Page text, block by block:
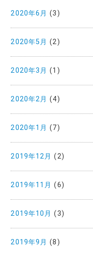
2020年6月 (3)
2020年5月 (2)
2020年3月 (1)
2020年2月 (4)
2020年1月 (7)
2019年12月 (2)
2019年11月 (6)
2019年10月 (3)
2019年9月 (8)